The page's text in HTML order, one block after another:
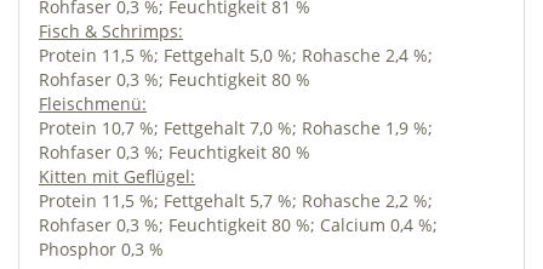
Rohfaser 0,3 %; Feuchtigkeit 81 %
Fisch & Schrimps:
Protein 11,5 %; Fettgehalt 5,0 %; Rohasche 2,4 %;
Rohfaser 0,3 %; Feuchtigkeit 80 %
Fleischmenü:
Protein 10,7 %; Fettgehalt 7,0 %; Rohasche 1,9 %;
Rohfaser 0,3 %; Feuchtigkeit 80 %
Kitten mit Geflügel:
Protein 11,5 %; Fettgehalt 5,7 %; Rohasche 2,2 %;
Rohfaser 0,3 %; Feuchtigkeit 80 %; Calcium 0,4 %;
Phosphor 0,3 %